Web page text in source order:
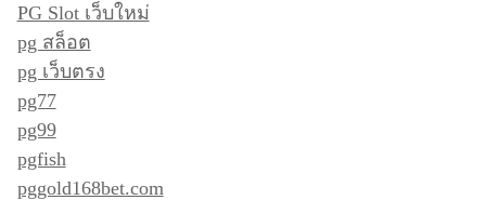
PG Slot เว็บใหม่
pg สล็อต
pg เว็บตรง
pg77
pg99
pgfish
pggold168bet.com